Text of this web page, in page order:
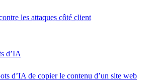
les attaques côté client
d’IA
d’IA de copier le contenu d’un site web